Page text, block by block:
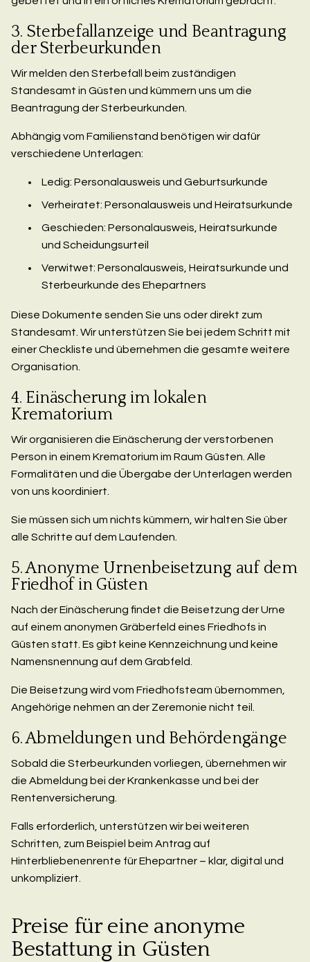
3. Sterbefallanzeige und Beantragung
der Sterbeurkunden
Wir melden den Sterbefall beim zuständigen
Standesamt in Güsten und kümmern uns um die
Beantragung der Sterbeurkunden.
Abhängig vom Familienstand benötigen wir dafür
verschiedene Unterlagen:
Ledig: Personalausweis und Geburtsurkunde
Verheiratet: Personalausweis und Heiratsurkunde
Geschieden: Personalausweis, Heiratsurkunde
und Scheidungsurteil
Verwitwet: Personalausweis, Heiratsurkunde und
Sterbeurkunde des Ehepartners
Diese Dokumente senden Sie uns oder direkt zum
Standesamt. Wir unterstützen Sie bei jedem Schritt mit
einer Checkliste und übernehmen die gesamte weitere
Organisation.
4. Einäscherung im lokalen
Krematorium
Wir organisieren die Einäscherung der verstorbenen
Person in einem Krematorium im Raum Güsten. Alle
Formalitäten und die Übergabe der Unterlagen werden
von uns koordiniert.
Sie müssen sich um nichts kümmern, wir halten Sie über
alle Schritte auf dem Laufenden.
5. Anonyme Urnenbeisetzung auf dem
Friedhof in Güsten
Nach der Einäscherung findet die Beisetzung der Urne
auf einem anonymen Gräberfeld eines Friedhofs in
Güsten statt. Es gibt keine Kennzeichnung und keine
Namensnennung auf dem Grabfeld.
Die Beisetzung wird vom Friedhofsteam übernommen,
Angehörige nehmen an der Zeremonie nicht teil.
6. Abmeldungen und Behördengänge
Sobald die Sterbeurkunden vorliegen, übernehmen wir
die Abmeldung bei der Krankenkasse und bei der
Rentenversicherung.
Falls erforderlich, unterstützen wir bei weiteren
Schritten, zum Beispiel beim Antrag auf
Hinterbliebenenrente für Ehepartner – klar, digital und
unkompliziert.
Preise für eine anonyme
Bestattung in Güsten